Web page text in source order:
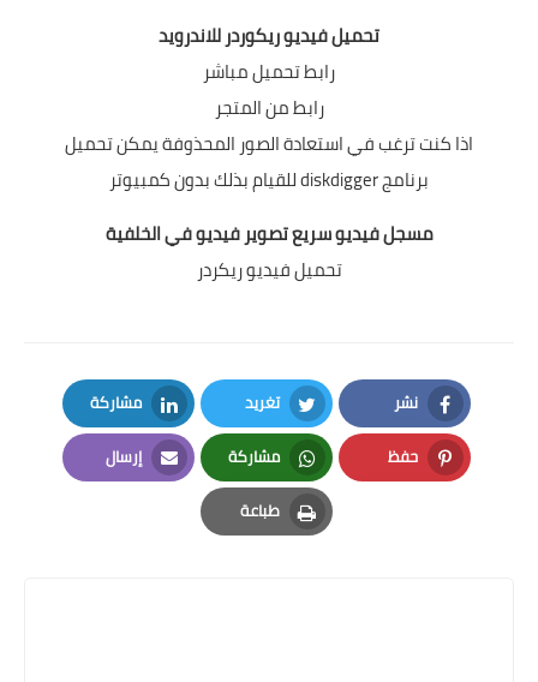
تحميل فيديو ريكوردر للاندرويد
رابط تحميل مباشر
رابط من المتجر
اذا كنت ترغب في استعادة الصور المحذوفة يمكن تحميل
برنامجdiskdiggerللقيام بذلك بدون كمبيوتر
مسجل فيديو سريع تصوير فيديو في الخلفية
تحميل فيديو ريكردر
نشر
Facebook
تغريد
Twitter
مشاركة
LinkedIn
حفظ
Pinterest
مشاركة
Whatsapp
إرسال
Email
طباعة
Print